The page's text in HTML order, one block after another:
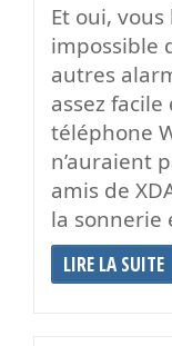
Et oui,
impossible
autres
assez
téléphone
n’auraient
amis de
la sonnerie
LIRE LA SUITE